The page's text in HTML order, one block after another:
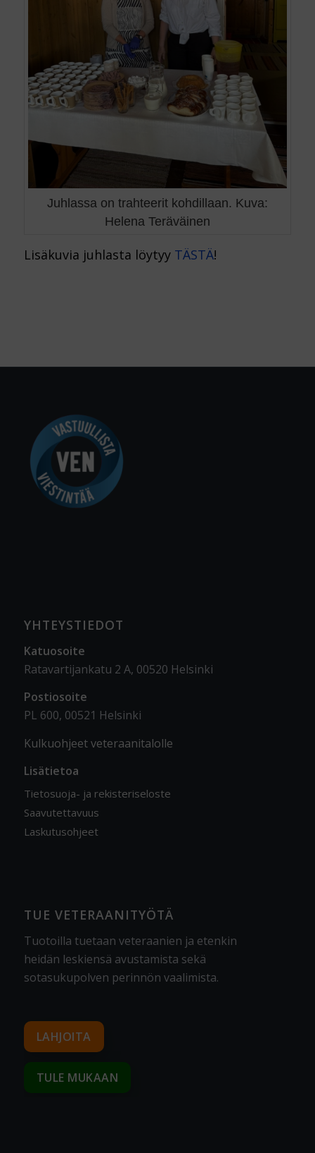
Juhlassa on trahteerit kohdillaan. Kuva:
Helena Teräväinen
Lisäkuvia juhlasta löytyy TÄSTÄ!
YHTEYSTIEDOT
Katuosoite
Ratavartijankatu 2 A, 00520 Helsinki
Postiosoite
PL 600, 00521 Helsinki
Kulkuohjeet veteraanitalolle
Lisätietoa
Tietosuoja- ja rekisteriseloste
Saavutettavuus
Laskutusohjeet
TUE VETERAANITYÖTÄ
Tuotoilla tuetaan veteraanien ja etenkin
heidän leskiensä avustamista sekä
sotasukupolven perinnön vaalimista.
LAHJOITA
TULE MUKAAN